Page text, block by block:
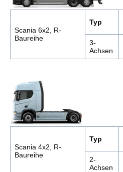
Scania 6x2, R-
Baureihe
Typ
3-
Achsen
Scania 4x2, R-
Baureihe
Typ
2-
Achsen